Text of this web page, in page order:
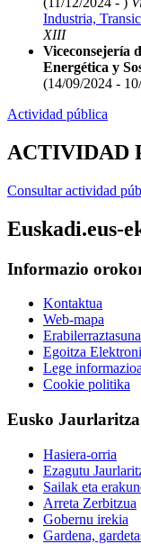
Industria,
XIII
Viceconsejería
Energética y
(14/09/2024 -
Actividad pública
ACTIVIDAD
Consultar actividad
Euskadi.eus-
Informazio
Kontaktua
Web-mapa
Erabilerraztasuna
Egoitza
Lege informazioa
Cookie politika
Eusko Jaurlaritza
Hasiera-orria
Ezagutu
Sailak eta
Arreta Zerbitzua
Gobernu irekia
Gardena,